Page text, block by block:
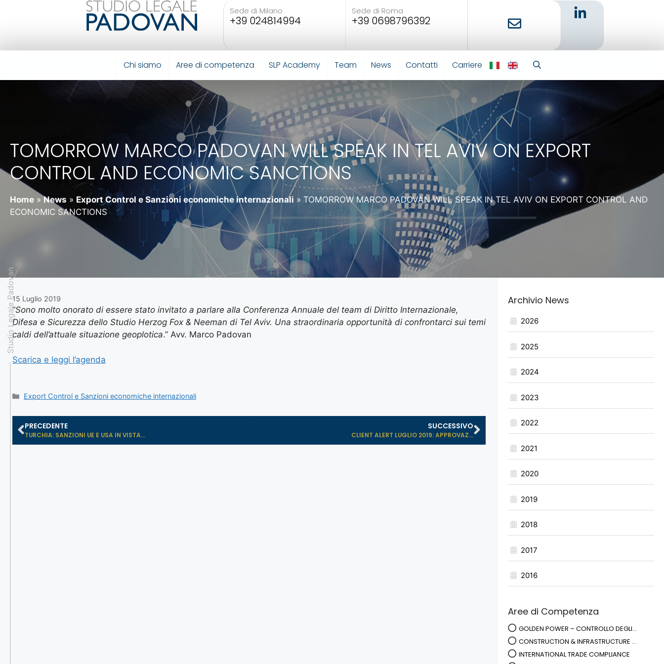
Sede di Milano
+39 024814994
Sede di Roma
+39 0698796392
Chi siamo Aree di competenza SLP Academy Team News Contatti
Carriere
TOMORROW MARCO PADOVAN WILL SPEAK IN TEL AVIV ON EXPORT
CONTROL AND ECONOMIC SANCTIONS
Home » News » Export Control e Sanzioni economiche internazionali » TOMORROW MARCO PADOVAN WILL SPEAK IN TEL AVIV ON EXPORT CONTROL AND
ECONOMIC SANCTIONS
Studio Legale Padovan15 Luglio 2019
“Sono molto onorato di essere stato invitato a parlare alla Conferenza Annuale del team di Diritto Internazionale,
Difesa e Sicurezza dello Studio Herzog Fox & Neeman di Tel Aviv. Una straordinaria opportunità di confrontarci sui temi
caldi dell’attuale situazione geoplotica.” Avv. Marco Padovan
Scarica e leggi l’agenda
Export Control e Sanzioni economiche internazionali
PRECEDENTE
TURCHIA: SANZIONI UE E USA IN VISTA...
SUCCESSIVO
CLIENT ALERT LUGLIO 2019: APPROVAZ...
Archivio News
2026
2025
2024
2023
2022
2021
2020
2019
2018
2017
2016
Aree di Competenza
GOLDEN POWER – CONTROLLO DEGLI...
CONSTRUCTION & INFRASTRUCTURE ...
INTERNATIONAL TRADE COMPLIANCE